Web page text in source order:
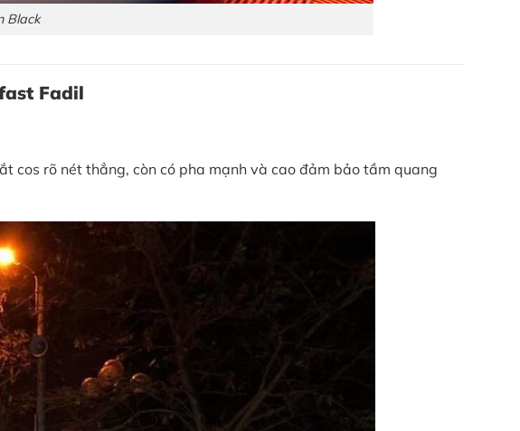
Black
Fadil
cos rõ nét thẳng, còn có pha mạnh và cao đảm bảo tầm quang